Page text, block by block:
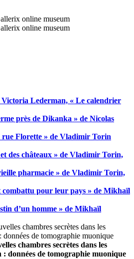
Victoria Lederman, « Le calendrier
près de Dikanka » de Nicolas
rue Florette » de Vladimir Torin
des châteaux » de Vladimir Torin,
pharmacie » de Vladimir Torin,
combattu pour leur pays » de Mikhaïl
d’un homme » de Mikhaïl
chambres secrètes dans les
: données de tomographie muonique